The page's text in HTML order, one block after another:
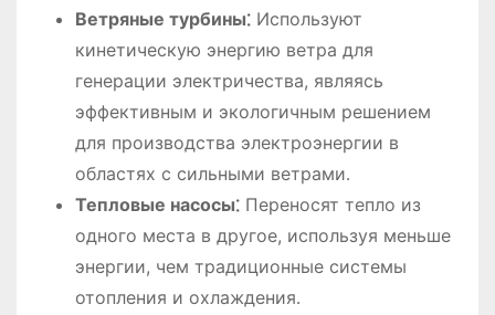
Ветряные турбины⁚Используют
кинетическую энергию ветра для
генерации электричества, являясь
эффективным и экологичным решением
для производства электроэнергии в
областях с сильными ветрами․
Тепловые насосы⁚Переносят тепло из
одного места в другое, используя меньше
энергии, чем традиционные системы
отопления и охлаждения․